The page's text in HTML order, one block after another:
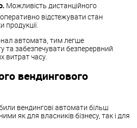
Можливість дистанційного
відстежувати стан
автомата, тим легше
та забезпечувати безперервний
витрат часу.
вендингового
вендингові автомати більш
як для власників бізнесу, так і для